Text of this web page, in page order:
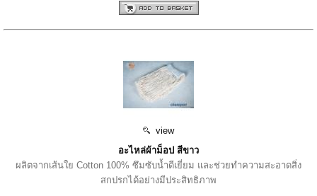
view
อะไหล่ผ้าม็อป สีขาว
ผลิตจากเส้นใย Cotton 100% ซึมซับน้ำดีเยี่ยม และช่วยทำความสะอาดสิ่ง
สกปรกได้อย่างมีประสิทธิภาพ